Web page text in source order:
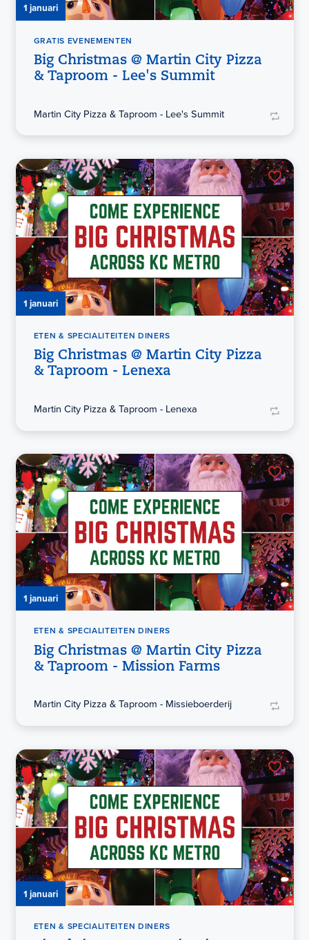
1 januari
GRATIS EVENEMENTEN
Big Christmas @ Martin City Pizza
& Taproom - Lee's Summit
Martin City Pizza & Taproom - Lee's Summit
1 januari
ETEN & SPECIALITEITEN DINERS
Big Christmas @ Martin City Pizza
& Taproom - Lenexa
Martin City Pizza & Taproom - Lenexa
1 januari
ETEN & SPECIALITEITEN DINERS
Big Christmas @ Martin City Pizza
& Taproom - Mission Farms
Martin City Pizza & Taproom - Missieboerderij
1 januari
ETEN & SPECIALITEITEN DINERS